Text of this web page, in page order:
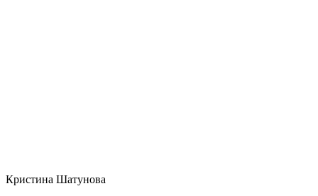
Кристина Шатунова